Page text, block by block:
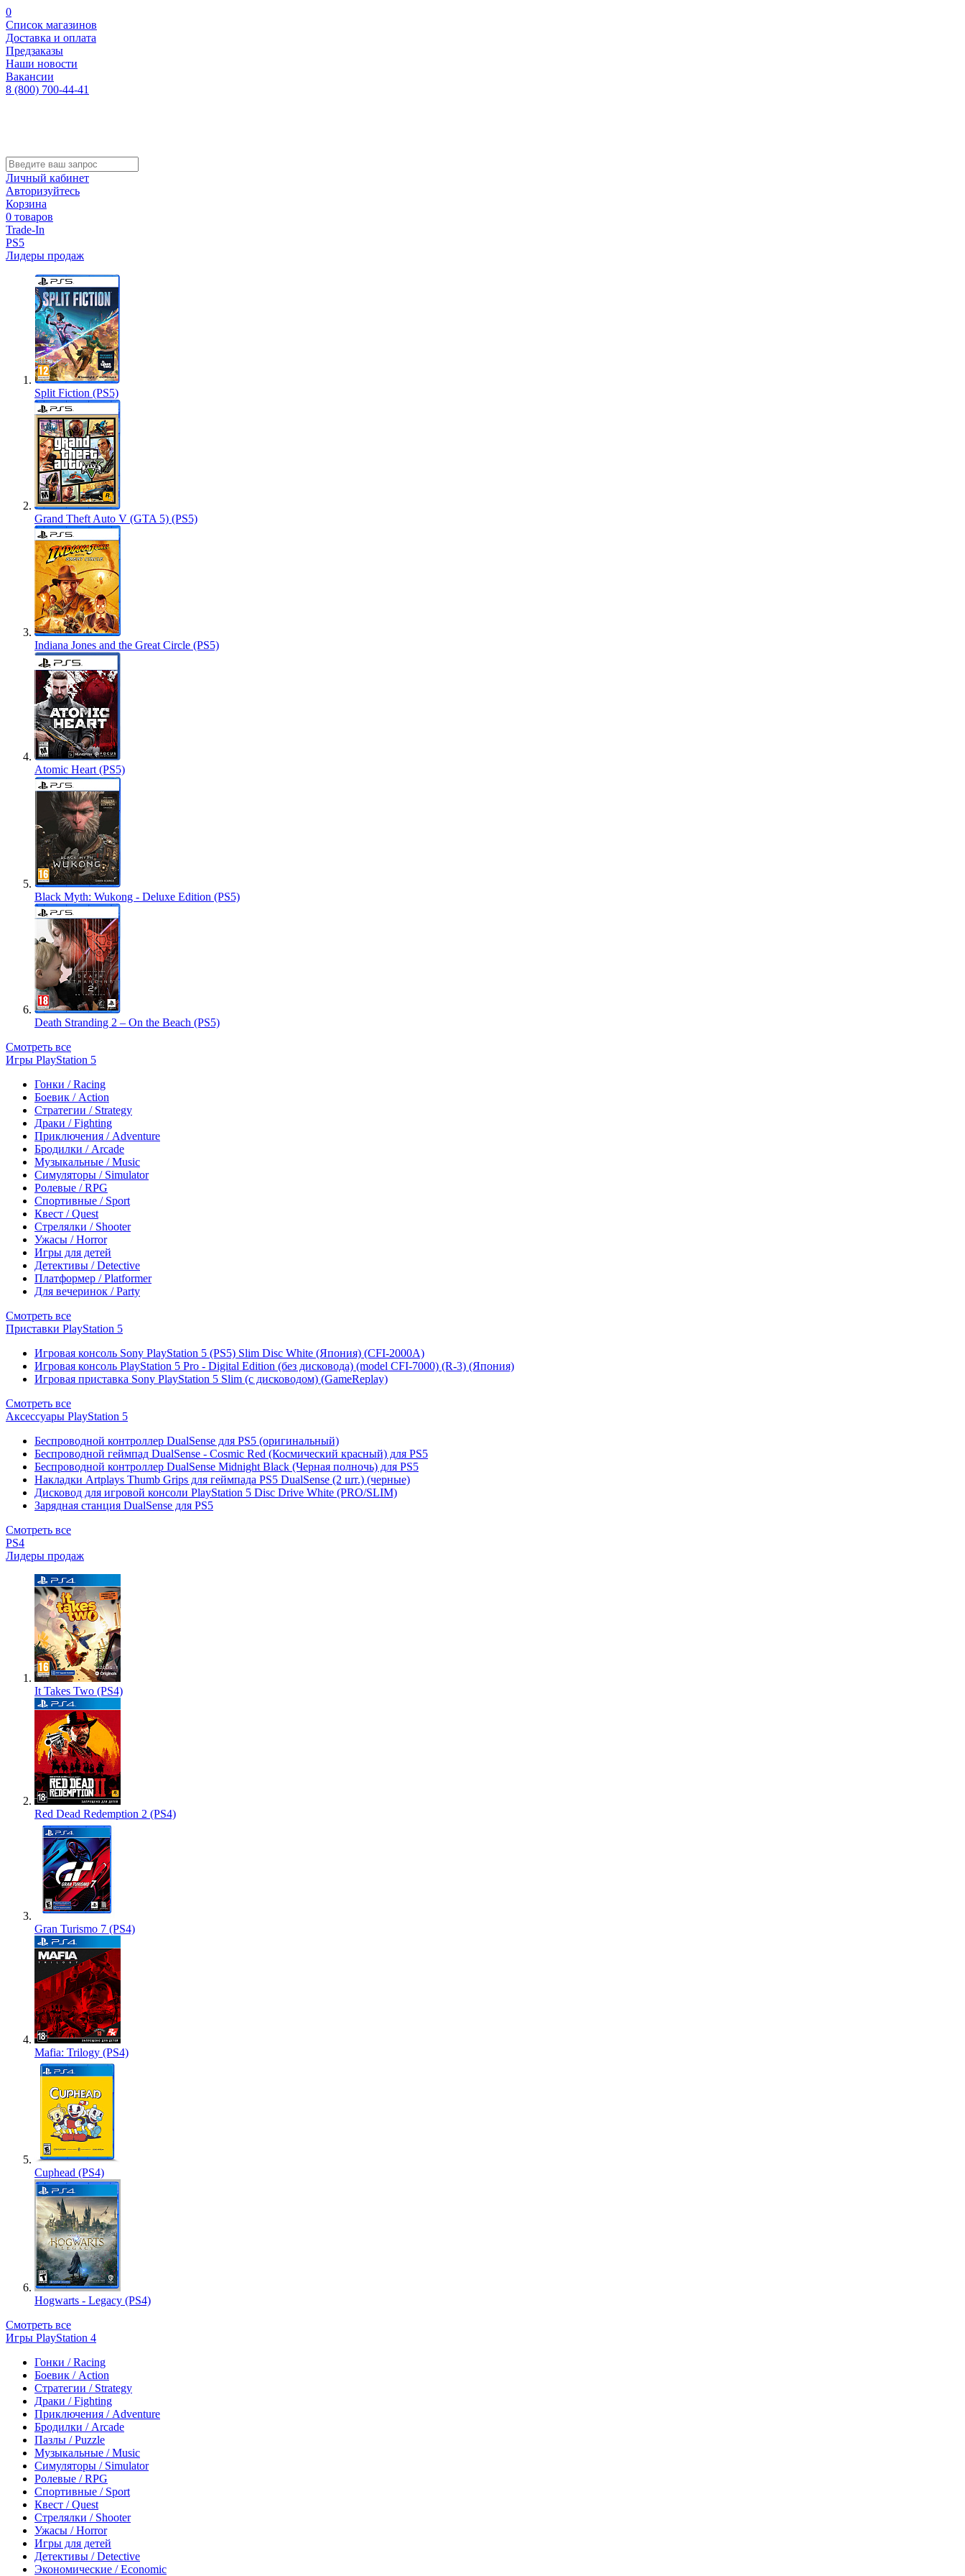
0
Список магазинов
Доставка и оплата
Предзаказы
Наши новости
Вакансии
8 (800) 700-44-41
Личный кабинет
Авторизуйтесь
Корзина
0 товаров
Trade-In
PS5
Лидеры продаж
Split Fiction (PS5)
Grand Theft Auto V (GTA 5) (PS5)
Indiana Jones and the Great Circle (PS5)
Atomic Heart (PS5)
Black Myth: Wukong - Deluxe Edition (PS5)
Death Stranding 2 – On the Beach (PS5)
Смотреть все
Игры PlayStation 5
Гонки / Racing
Боевик / Action
Стратегии / Strategy
Драки / Fighting
Приключения / Adventure
Бродилки / Arcade
Музыкальные / Music
Симуляторы / Simulator
Ролевые / RPG
Спортивные / Sport
Квест / Quest
Стрелялки / Shooter
Ужасы / Horror
Игры для детей
Детективы / Detective
Платформер / Platformer
Для вечеринок / Party
Смотреть все
Приставки PlayStation 5
Игровая консоль Sony PlayStation 5 (PS5) Slim Disc White (Япония) (CFI-2000A)
Игровая консоль PlayStation 5 Pro - Digital Edition (без дисковода) (model CFI-7000) (R-3) (Япония)
Игровая приставка Sony PlayStation 5 Slim (с дисководом) (GameReplay)
Смотреть все
Аксессуары PlayStation 5
Беспроводной контроллер DualSense для PS5 (оригинальный)
Беспроводной геймпад DualSense - Cosmic Red (Космический красный) для PS5
Беспроводной контроллер DualSense Midnight Black (Черная полночь) для PS5
Накладки Artplays Thumb Grips для геймпада PS5 DualSense (2 шт.) (черные)
Дисковод для игровой консоли PlayStation 5 Disc Drive White (PRO/SLIM)
Зарядная станция DualSense для PS5
Смотреть все
PS4
Лидеры продаж
It Takes Two (PS4)
Red Dead Redemption 2 (PS4)
Gran Turismo 7 (PS4)
Mafia: Trilogy (PS4)
Cuphead (PS4)
Hogwarts - Legacy (PS4)
Смотреть все
Игры PlayStation 4
Гонки / Racing
Боевик / Action
Стратегии / Strategy
Драки / Fighting
Приключения / Adventure
Бродилки / Arcade
Пазлы / Puzzle
Музыкальные / Music
Симуляторы / Simulator
Ролевые / RPG
Спортивные / Sport
Квест / Quest
Стрелялки / Shooter
Ужасы / Horror
Игры для детей
Детективы / Detective
Экономические / Economic